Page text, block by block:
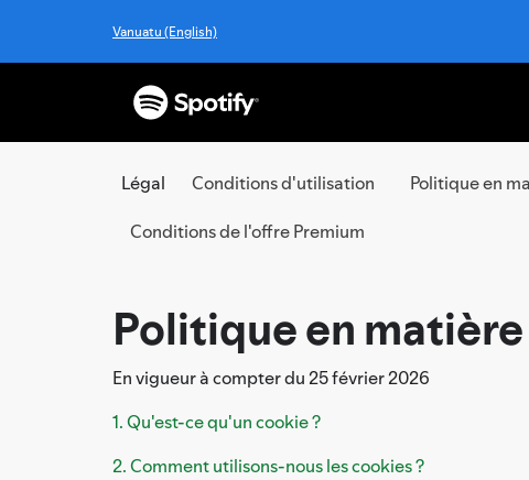
Vanuatu (English)
Légal Conditions d'utilisation Politique en
Conditions de l'offre Premium
Politique en
En vigueur à compter du 25 février 2026
1. Qu'est-ce qu'un cookie ?
2. Comment utilisons-nous les cookies ?